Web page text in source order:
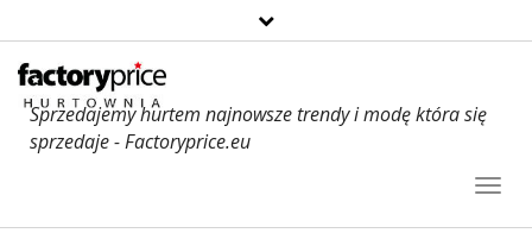
Sprzedajemy hurtem najnowsze trendy i modę która się
sprzedaje - Factoryprice.eu